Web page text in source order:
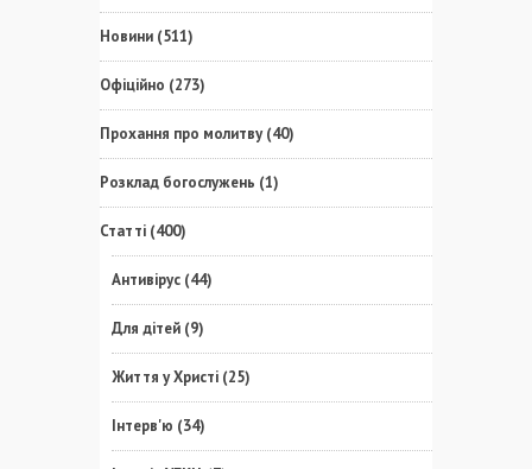
Новини (511)
Офіційно (273)
Прохання про молитву(40)
Розклад богослужень (1)
Статті (400)
Антивірус (44)
Для дітей (9)
Життя у Христі (25)
Інтерв'ю (34)